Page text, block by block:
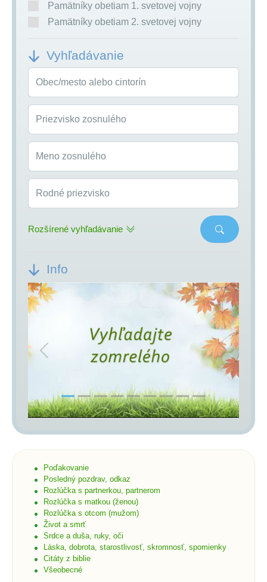
Pamätníky obetiam 1. svetovej vojny
Pamätníky obetiam 2. svetovej vojny
Vyhľadávanie
Obec/mesto alebo cintorín
Priezvisko zosnulého
Meno zosnulého
Rodné priezvisko
Rozšírené vyhľadávanie
Info
Previous Next
Poďakovanie
Posledný pozdrav, odkaz
Rozlúčka s partnerkou, partnerom
Rozlúčka s matkou (ženou)
Rozlúčka s otcom (mužom)
Život a smrť
Srdce a duša, ruky, oči
Láska, dobrota, starostlivosť, skromnosť, spomienky
Citáty z biblie
Všeobecné